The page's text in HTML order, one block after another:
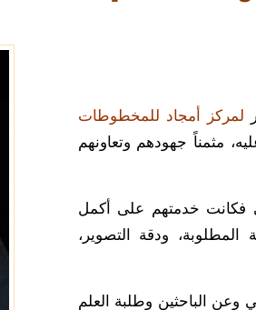
لمركز أمجاد للمخطوطات
مثمناً جهودهم وتعاونهم
فكانت خدمتهم على أكمل
ودقة التصوير،
وعن الباحثين وطلبة العلم